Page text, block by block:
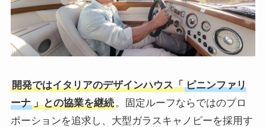
開発ではイタリアのデザインハウス「 ピニンファリ
ーナ 」との協業を継続。固定ルーフならではのプロ
ポーションを追求し、大型ガラスキャノピーを採用す